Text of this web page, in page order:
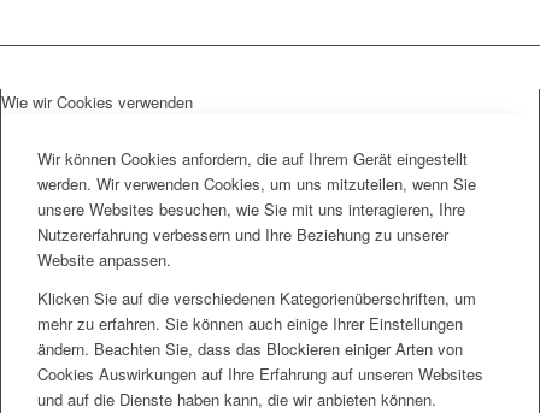
Wie wir Cookies verwenden
Wir können Cookies anfordern, die auf Ihrem Gerät eingestellt
werden. Wir verwenden Cookies, um uns mitzuteilen, wenn Sie
unsere Websites besuchen, wie Sie mit uns interagieren, Ihre
Nutzererfahrung verbessern und Ihre Beziehung zu unserer
Website anpassen.
Klicken Sie auf die verschiedenen Kategorienüberschriften, um
mehr zu erfahren. Sie können auch einige Ihrer Einstellungen
ändern. Beachten Sie, dass das Blockieren einiger Arten von
Cookies Auswirkungen auf Ihre Erfahrung auf unseren Websites
und auf die Dienste haben kann, die wir anbieten können.